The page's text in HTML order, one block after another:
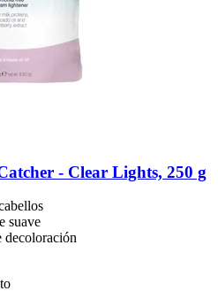
-​ Clear Lights, 250 g
suave
decoloración